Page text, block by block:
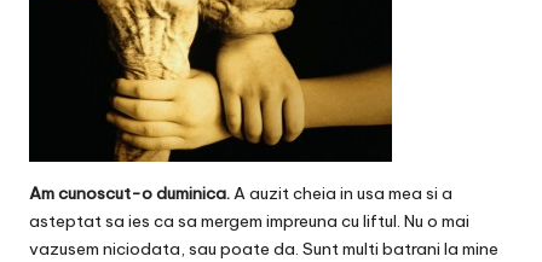
Am cunoscut-o duminica.A auzit cheia in usa mea si a
asteptat sa ies ca sa mergem impreuna cu liftul. Nu o mai
vazusem niciodata, sau poate da. Sunt multi batrani la mine